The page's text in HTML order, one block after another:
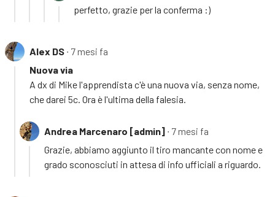
perfetto, grazie per la conferma :)
Alex DS ∙ 7 mesi fa
Nuova via
A dx di Mike l'apprendista c'è una nuova via, senza nome,
che darei 5c. Ora è l'ultima della falesia.
Andrea Marcenaro [admin] ∙ 7 mesi fa
Grazie, abbiamo aggiunto il tiro mancante con nome e
grado sconosciuti in attesa di info ufficiali a riguardo.